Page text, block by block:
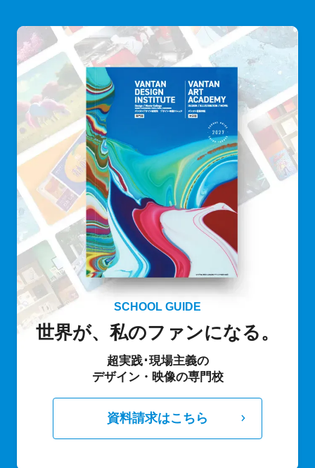
SCHOOL GUIDE
世界が、私のファンになる。
超実践･現場主義の
デザイン・映像の専門校
資料請求はこちら